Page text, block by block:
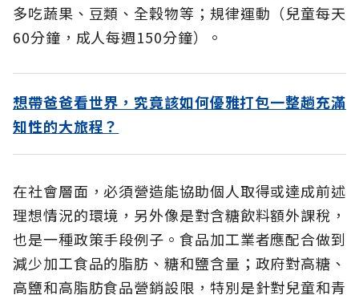
多吃蔬果、豆類、全穀物等；規律運動（兒童每天
60分鐘，成人每週150分鐘）。
想帶爸爸看世界，究竟該如何優雅打包一整趟充滿
知性的大旅程？
在社會層面，必須營造能協助個人取得或達成前述
理想情況的環境，另外像是對含糖飲料額外課稅，
也是一種政策手段例子。食品加工業者應配合做到
減少加工食品的脂肪、糖和鹽含量；政府對高糖、
高鹽和高脂肪食品營銷設限，特別是針對兒童和青